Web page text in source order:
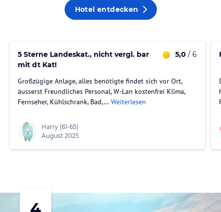
Hotel entdecken
5 Sterne Landeskat., nicht vergl. bar
mit dt Kat!
5,0 / 6
Großzügige Anlage, alles benötigte findet sich vor Ort,
äusserst Freundliches Personal, W-Lan kostenfrei Klima,
Fernseher, Kühlschrank, Bad,… Weiterlesen
Harry (61-65)
August 2025